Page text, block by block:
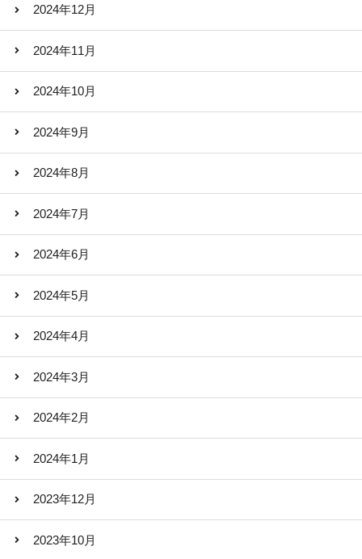
2024年12月
2024年11月
2024年10月
2024年9月
2024年8月
2024年7月
2024年6月
2024年5月
2024年4月
2024年3月
2024年2月
2024年1月
2023年12月
2023年10月